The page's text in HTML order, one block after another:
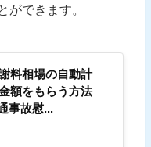
ができます。
料相場の自動計
額をもらう方法
事故慰...